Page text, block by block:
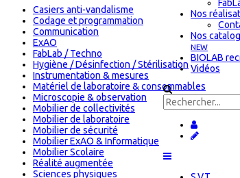
Nos
Nos
NEW
BIOLAB
Vidéos
Casiers anti-vandalisme
Codage et programmation
Communication
ExAO
FabLab / Techno
Hygiène / Désinfection / Stérilisation
Instrumentation & mesures
Matériel de laboratoire & consommables
Microscopie & observation
Mobilier de collectivités
Mobilier de laboratoire
Mobilier de sécurité
Mobilier ExAO & Informatique
Mobilier Scolaire
Réalité augmentée
Sciences physiques